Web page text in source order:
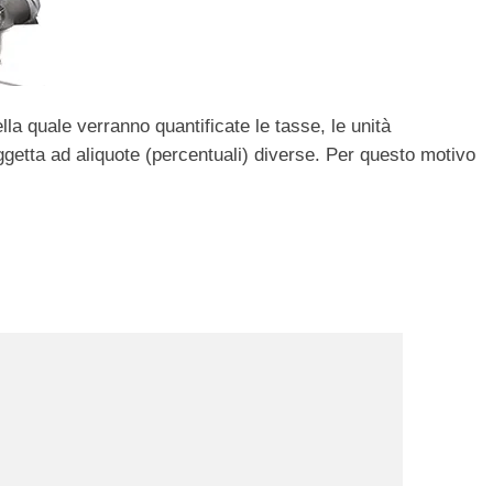
quale verranno quantificate le tasse, le unità
ad aliquote (percentuali) diverse. Per questo motivo